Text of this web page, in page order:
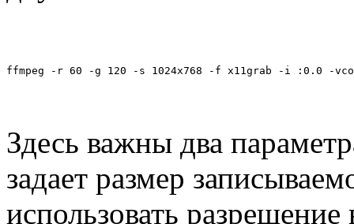
ffmpeg -r 60 -g 120 -s 1024x768 -f x11grab -i :0.0 -
Здесь важны два
задает размер
использовать